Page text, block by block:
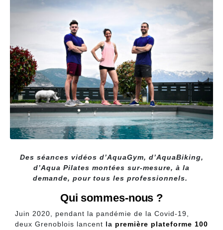
Des séances vidéos d’AquaGym, d’AquaBiking,
d’Aqua Pilates montées sur-mesure, à la
demande, pour tous les professionnels.
Qui sommes-nous ?
Juin 2020, pendant la pandémie de la Covid-19,
deux Grenoblois lancent la première plateforme 100